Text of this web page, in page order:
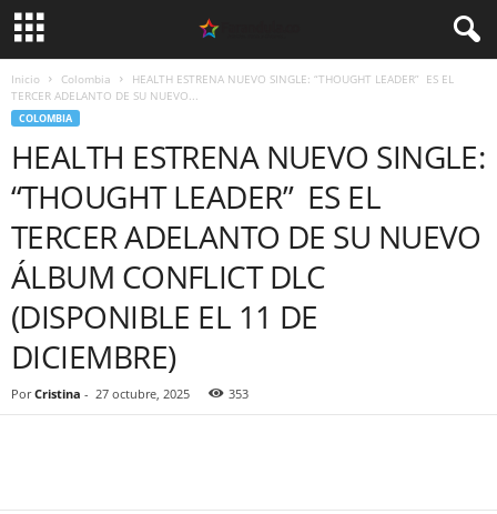
Inicio Colombia
HEALTH ESTRENA NUEVO SINGLE: “THOUGHT LEADER” ES EL
TERCER ADELANTO DE SU NUEVO...
COLOMBIA
HEALTH ESTRENA NUEVO SINGLE:
“THOUGHT LEADER” ES EL
TERCER ADELANTO DE SU NUEVO
ÁLBUM CONFLICT DLC
(DISPONIBLE EL 11 DE
DICIEMBRE)
Por Cristina - 27 octubre, 2025 353